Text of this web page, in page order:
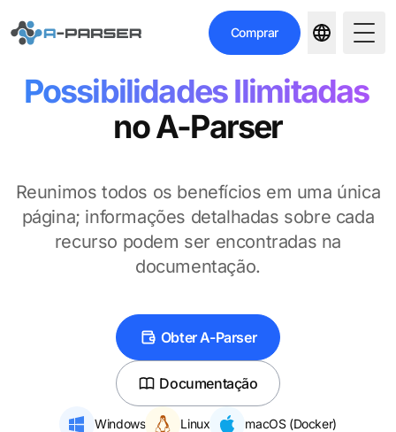
Comprar
Possibilidades Ilimitadas
noA-Parser
Reunimos todos os benefícios em uma única
página; informações detalhadas sobre cada
recurso podem ser encontradas na
documentação.
Obter A-Parser
Documentação
Windows Linux macOS (Docker)